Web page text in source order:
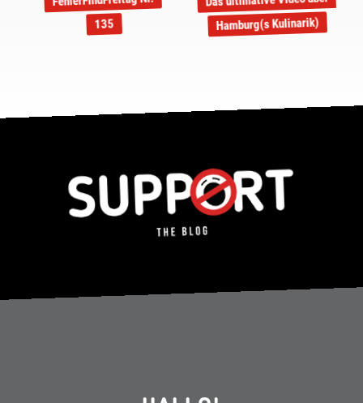
135 Hamburg(s Kulinarik)